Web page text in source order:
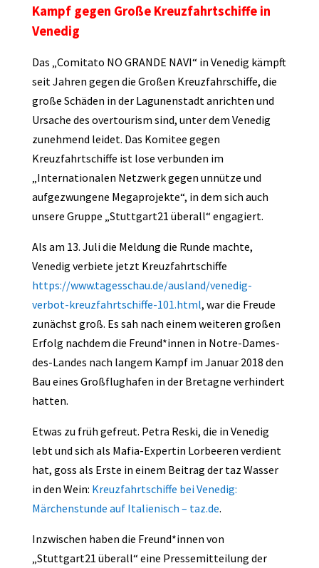
Kampf gegen Große Kreuzfahrtschiffe in
Venedig
Das „Comitato NO GRANDE NAVI“ in Venedig kämpft
seit Jahren gegen die Großen Kreuzfahrschiffe, die
große Schäden in der Lagunenstadt anrichten und
Ursache des overtourism sind, unter dem Venedig
zunehmend leidet. Das Komitee gegen
Kreuzfahrtschiffe ist lose verbunden im
„Internationalen Netzwerk gegen unnütze und
aufgezwungene Megaprojekte“, in dem sich auch
unsere Gruppe „Stuttgart21 überall“ engagiert.
Als am 13. Juli die Meldung die Runde machte,
Venedig verbiete jetzt Kreuzfahrtschiffe
https://www.tagesschau.de/ausland/venedig-
verbot-kreuzfahrtschiffe-101.html, war die Freude
zunächst groß. Es sah nach einem weiteren großen
Erfolg nachdem die Freund*innen in Notre-Dames-
des-Landes nach langem Kampf im Januar 2018 den
Bau eines Großflughafen in der Bretagne verhindert
hatten.
Etwas zu früh gefreut. Petra Reski, die in Venedig
lebt und sich als Mafia-Expertin Lorbeeren verdient
hat, goss als Erste in einem Beitrag der taz Wasser
in den Wein: Kreuzfahrtschiffe bei Venedig:
Märchenstunde auf Italienisch – taz.de.
Inzwischen haben die Freund*innen von
„Stuttgart21 überall“ eine Pressemitteilung der